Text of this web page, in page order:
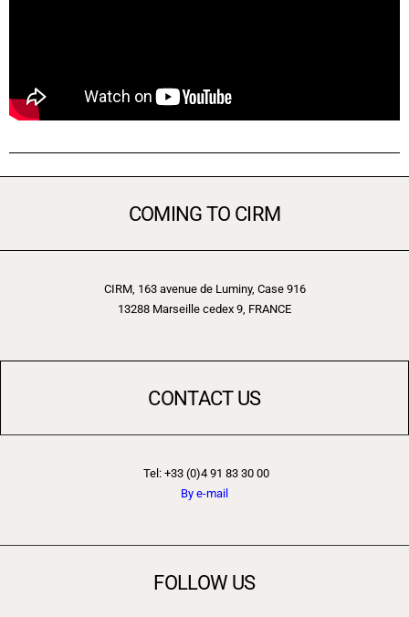
COMING TO CIRM
CIRM, 163 avenue de Luminy, Case 916
13288 Marseille cedex 9, FRANCE
CONTACT US
Tel: +33 (0)4 91 83 30 00
By e-mail
FOLLOW US